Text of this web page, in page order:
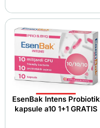
EsenBak Intens Probiotik
kapsule a10 1+1 GRATIS